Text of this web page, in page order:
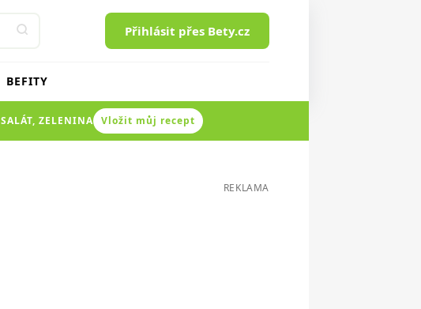
Přihlásit přes Bety.cz
BEFITY
SALÁT, ZELENINA Vložit můj recept
REKLAMA